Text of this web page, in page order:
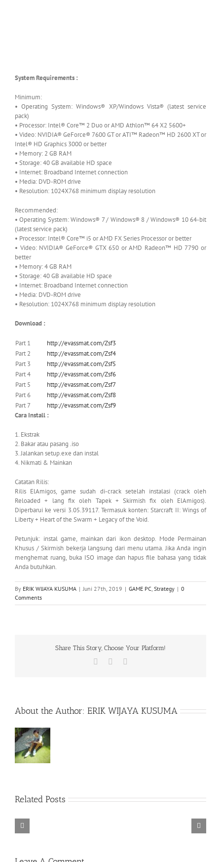
System Requirements :
Minimum:
• Operating System: Windows® XP/Windows Vista® (latest service
pack)
• Processor: Intel® Core™ 2 Duo or AMD Athlon™ 64 X2 5600+
• Video: NVIDIA® GeForce® 7600 GT or ATI™ Radeon™ HD 2600 XT or
Intel® HD Graphics 3000 or better
• Memory: 2 GB RAM
• Storage: 40 GB available HD space
• Internet: Broadband Internet connection
• Media: DVD-ROM drive
• Resolution: 1024X768 minimum display resolution
Recommended:
• Operating System: Windows® 7 / Windows® 8 / Windows® 10 64-bit
(latest service pack)
• Processor: Intel® Core™ i5 or AMD FX Series Processor or better
• Video: NVIDIA® GeForce® GTX 650 or AMD Radeon™ HD 7790 or
better
• Memory: 4 GB RAM
• Storage: 40 GB available HD space
• Internet: Broadband Internet connection
• Media: DVD-ROM drive
• Resolution: 1024X768 minimum display resolution
Download :
Part 1
http://evassmat.com/Zsf3
Part 2
http://evassmat.com/Zsf4
Part 3
http://evassmat.com/Zsf5
Part 4
http://evassmat.com/Zsf6
Part 5
http://evassmat.com/Zsf7
Part 6
http://evassmat.com/Zsf8
Part 7
http://evassmat.com/Zsf9
Cara Install :
1. Ekstrak
2. Bakar atau pasang .iso
3. Jalankan setup.exe dan instal
4. Nikmati & Mainkan
Catatan Rilis:
Rilis ElAmigos, game sudah di-crack setelah instalasi (crack oleh
Reloaded + lang fix oleh Tapek + Skirmish fix oleh ElAmigos).
Diperbarui ke versi 3.05.39117. Termasuk konten: Starcraft II: Wings of
Liberty + Heart of the Swarm + Legacy of the Void.
Petunjuk: instal game, mainkan dari ikon desktop. Mode Permainan
Khusus / Skirmish bekerja langsung dari menu utama. Jika Anda ingin
menghemat ruang, buka ISO image dan hapus file bahasa yang tidak
Anda butuhkan.
By ERIK WIJAYA KUSUMA | Juni 27th, 2019 | GAME PC Strategy | 0
Comments
Share This Story, Choose Your Platform!
Facebook
About the Author: ERIK WIJAYA KUSUMA
Related Posts
Descenders
Bikeout-